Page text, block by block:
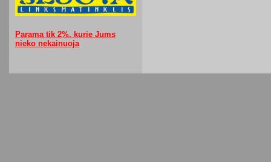
Parama tik 2%. kurie Jums
nieko nekainuoja